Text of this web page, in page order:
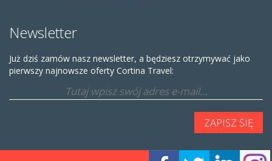
Newsletter
Już dziś zamów nasz newsletter, a będziesz otrzymywać jako
pierwszy najnowsze oferty Cortina Travel: